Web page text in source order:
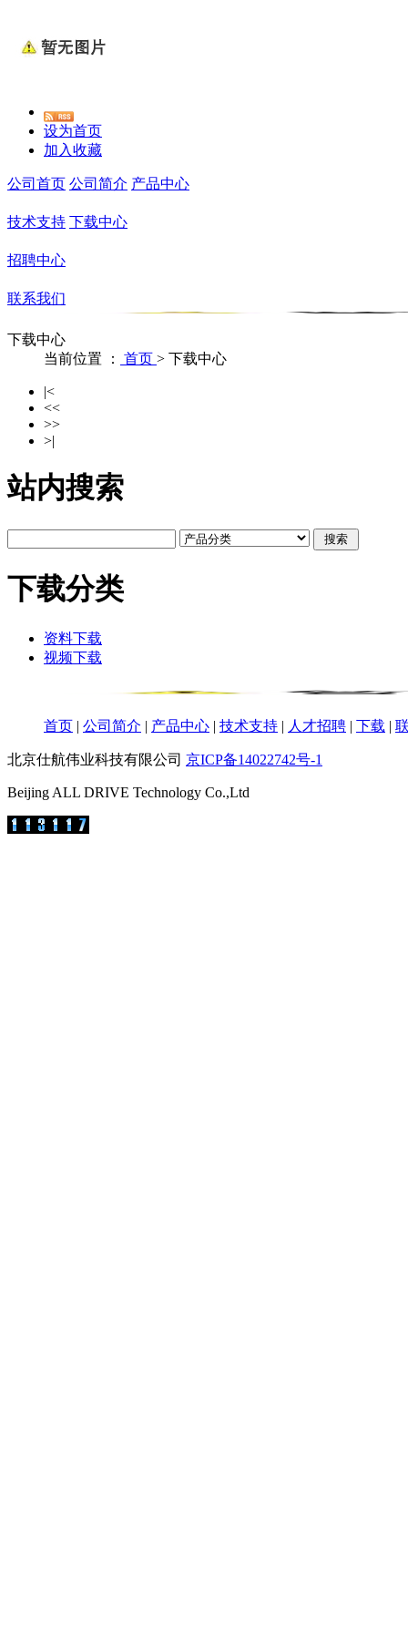
设为首页
加入收藏
公司首页 公司简介 产品中心
技术支持 下载中心
招聘中心
联系我们
下载中心
当前位置 ：
首页 > 下载中心
|<
<<
>>
>|
站内搜索
下载分类
资料下载
视频下载
首页 | 公司简介 | 产品中心 | 技术支持 | 人才招聘 | 下载 |
北京仕航伟业科技有限公司 京ICP备14022742号-1
Beijing ALL DRIVE Technology Co.,Ltd